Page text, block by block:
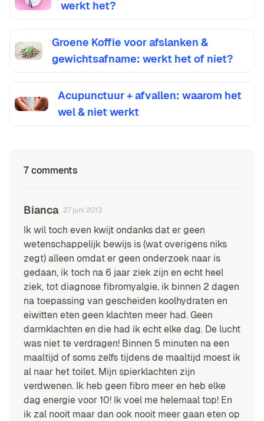
werkt het?
Groene Koffie voor afslanken &
gewichtsafname: werkt het of niet?
Acupunctuur + afvallen: waarom het
wel & niet werkt
7 comments
Bianca 27 juni 2013
Ik wil toch even kwijt ondanks dat er geen
wetenschappelijk bewijs is (wat overigens niks
zegt) alleen omdat er geen onderzoek naar is
gedaan, ik toch na 6 jaar ziek zijn en echt heel
ziek, tot diagnose fibromyalgie, ik binnen 2 dagen
na toepassing van gescheiden koolhydraten en
eiwitten eten geen klachten meer had. Geen
darmklachten en die had ik echt elke dag. De lucht
was niet te verdragen! Binnen 5 minuten na een
maaltijd of soms zelfs tijdens de maaltijd moest ik
al naar het toilet. Mijn spierklachten zijn
verdwenen. Ik heb geen fibro meer en heb elke
dag energie voor 10! Ik voel me helemaal top! En
ik zal nooit maar dan ook nooit meer gaan eten op